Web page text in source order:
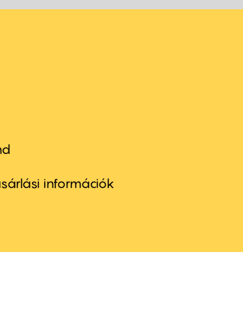
információk